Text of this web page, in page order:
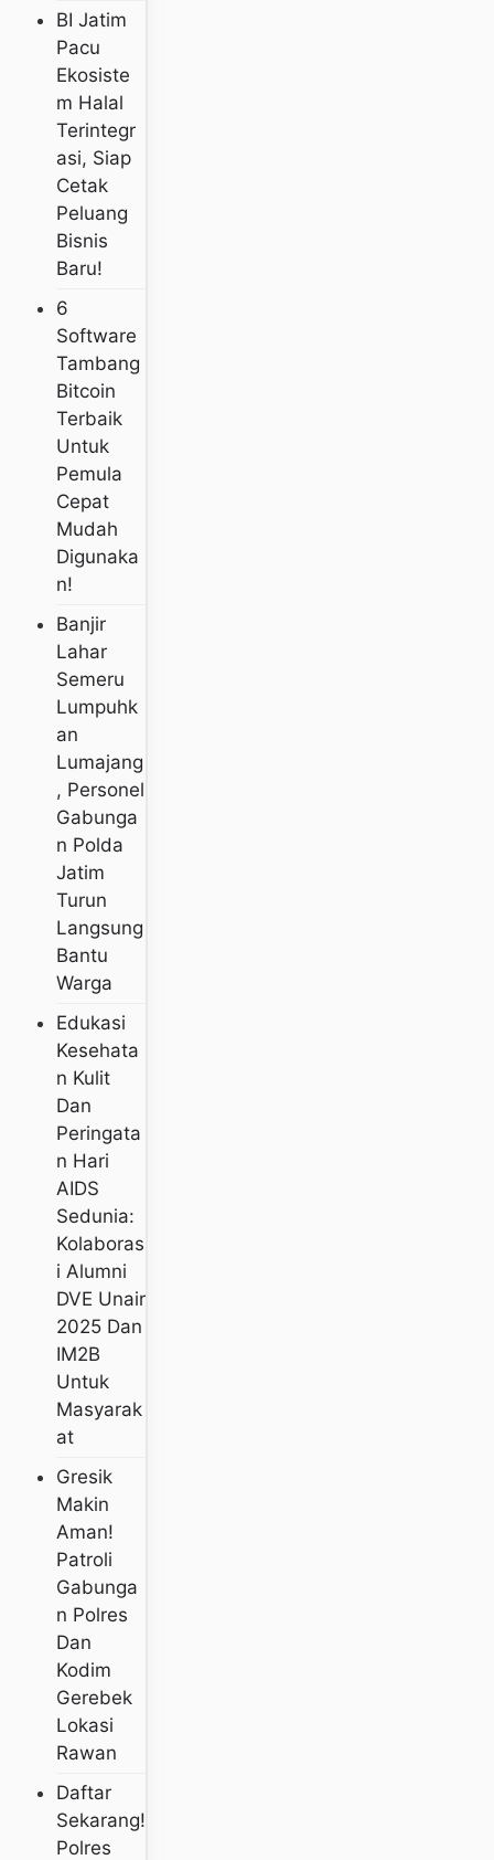
BI Jatim
Pacu
Ekosiste
M Halal
Terintegr
Asi, Siap
Cetak
Peluang
Bisnis
Baru!
6
Software
Tambang
Bitcoin
Terbaik
Untuk
Pemula
Cepat
Mudah
Digunaka
N!
Banjir
Lahar
Semeru
Lumpuhk
An
Lumajang
, Personel
Gabunga
N Polda
Jatim
Turun
Langsung
Bantu
Warga
Edukasi
Kesehata
N Kulit
Dan
Peringata
N Hari
AIDS
Sedunia:
Kolaboras
I Alumni
DVE Unair
2025 Dan
IM2B
Untuk
Masyarak
At
Gresik
Makin
Aman!
Patroli
Gabunga
N Polres
Dan
Kodim
Gerebek
Lokasi
Rawan
Daftar
Sekarang!
Polres